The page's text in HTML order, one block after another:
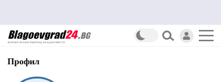
Профил